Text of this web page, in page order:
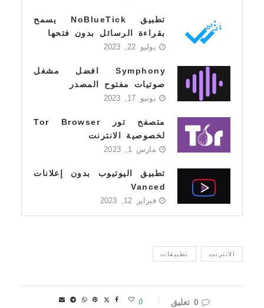
تطبيق NoBlueTick يسمح
بقراءة الرسائل بدون فتحها
يوليو 22, 2023
Symphony افضل مشغل
صوتيات مفتوح المصدر
يونيو 17, 2023
متصفح تور Tor Browser
لخصوصية الانترنت
مارس 1, 2023
تطبيق اليوتيوب بدون إعلانات
Vanced
فبراير 12, 2023
الانترنت تطبيقات
0 تعليق 0